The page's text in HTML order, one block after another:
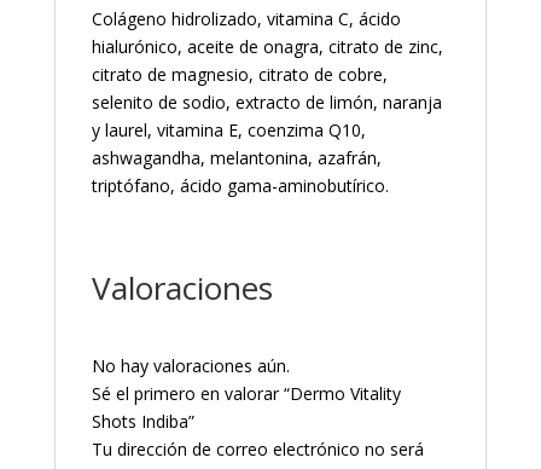
Colágeno hidrolizado, vitamina C, ácido
hialurónico, aceite de onagra, citrato de zinc,
citrato de magnesio, citrato de cobre,
selenito de sodio, extracto de limón, naranja
y laurel, vitamina E, coenzima Q10,
ashwagandha, melantonina, azafrán,
triptófano, ácido gama-aminobutírico.
Valoraciones
No hay valoraciones aún.
Sé el primero en valorar “Dermo Vitality
Shots Indiba”
Tu dirección de correo electrónico no será